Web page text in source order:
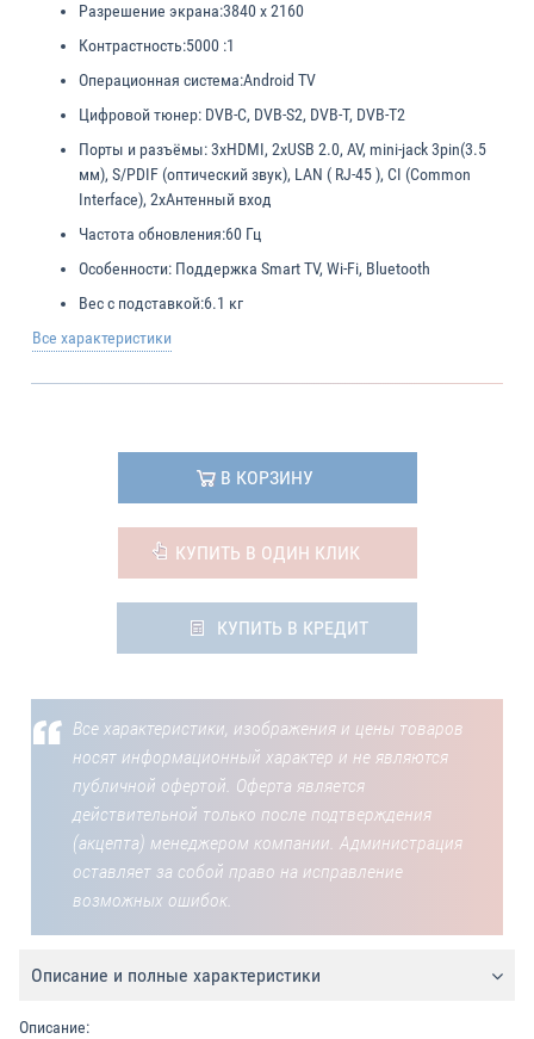
Разрешение экрана:3840 x 2160
Контрастность:5000 :1
Операционная система:Android TV
Цифровой тюнер: DVB-C, DVB-S2, DVB-T, DVB-T2
Порты и разъёмы:3xHDMI, 2xUSB 2.0, AV, mini-jack 3pin(3.5
мм), S/PDIF (оптический звук), LAN ( RJ-45 ), CI (Common
Interface), 2xАнтенный вход
Частота обновления:60 Гц
Особенности: Поддержка Smart TV, Wi-Fi, Bluetooth
Вес с подставкой:6.1 кг
Все характеристики
В КОРЗИНУ
КУПИТЬ В ОДИН КЛИК
КУПИТЬ В КРЕДИТ
Все характеристики, изображения и цены товаров
носят информационный характер и не являются
публичной офертой. Оферта является
действительной только после подтверждения
(акцепта) менеджером компании. Администрация
оставляет за собой право на исправление
возможных ошибок.
Описание и полные характеристики
Описание: